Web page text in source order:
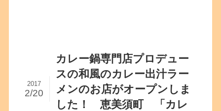
カレー鍋専門店プロデュー
スの和風のカレー出汁ラー
メンのお店がオープンしま
した！ 恵美須町 「カレ
2017
2/20